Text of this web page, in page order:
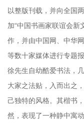
以整版刊载，并向全国
加“中国书画家联谊会新
作，并由中国网、中华
等数十家媒体进行专题报
徐先生自幼酷爱书法，
大家之法贴，入而出之
己独特的风格。其楷书
然，表现了一种静中寓